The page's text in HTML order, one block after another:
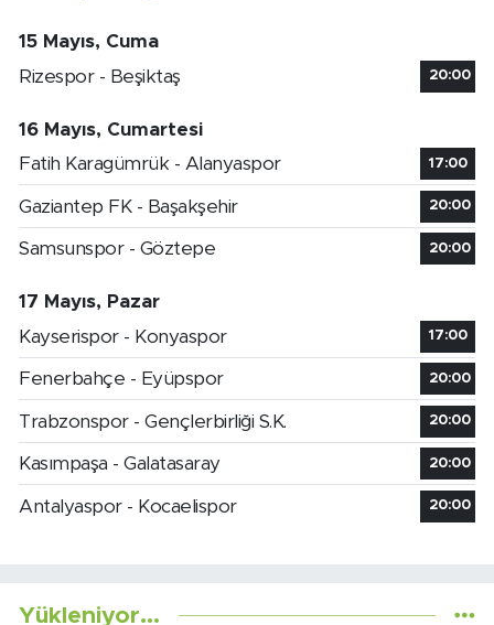
15 Mayıs, Cuma
Rizespor - Beşiktaş
20:00
16 Mayıs, Cumartesi
Fatih Karagümrük - Alanyaspor
17:00
Gaziantep FK - Başakşehir 20:00
Samsunspor - Göztepe 20:00
17 Mayıs, Pazar
Kayserispor - Konyaspor
17:00
Fenerbahçe - Eyüpspor 20:00
Trabzonspor - Gençlerbirliği S.K. 20:00
Kasımpaşa - Galatasaray 20:00
Antalyaspor - Kocaelispor 20:00
Yükleniyor...